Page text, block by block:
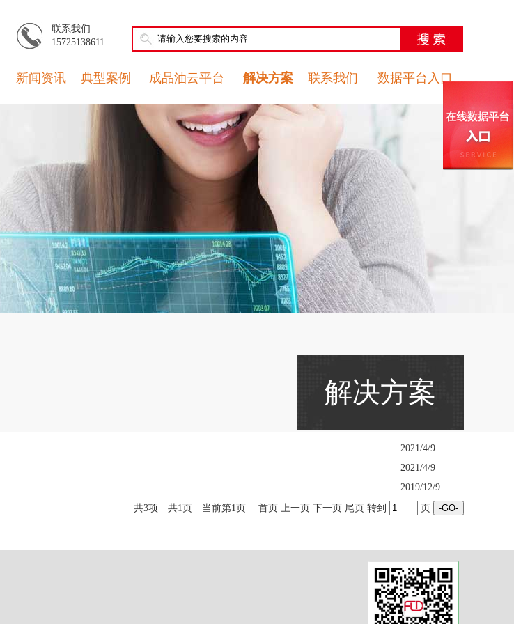
联系我们
15725138611
新闻资讯 典型案例 成品油云平台 解决方案 联系我们 数据平台入口
解决方案
2021/4/9
2021/4/9
2019/12/9
共3项 共1页 当前第1页 首页 上一页 下一页 尾页 转到
页